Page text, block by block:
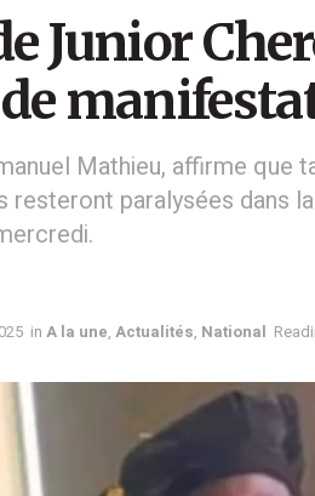
Junior
Mathieu, affirme
paralysées dans
in A la une, Actualités, National